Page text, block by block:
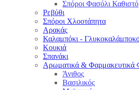
Σπόροι Φασόλι Καθιστό
Ρεβύθι
Σπόροι Χλοοτάπητα
Αρακάς
Καλαμπόκι -
Κουκιά
Σπανάκι
Αρωματικά & Φαρμακευτικά
Άνιθος
Βασιλικός